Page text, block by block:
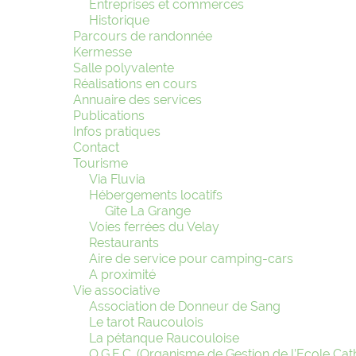
Entreprises et commerces
Historique
Parcours de randonnée
Kermesse
Salle polyvalente
Réalisations en cours
Annuaire des services
Publications
Infos pratiques
Contact
Tourisme
Via Fluvia
Hébergements locatifs
Gîte La Grange
Voies ferrées du Velay
Restaurants
Aire de service pour camping-cars
A proximité
Vie associative
Association de Donneur de Sang
Le tarot Raucoulois
La pétanque Raucouloise